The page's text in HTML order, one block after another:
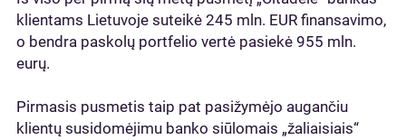
klientams Lietuvoje suteikė 245 mln. EUR finansavimo,
o bendra paskolų portfelio vertė pasiekė 955 mln.
eurų.
Pirmasis pusmetis taip pat pasižymėjo augančiu
klientų susidomėjimu banko siūlomais „žaliaisiais“